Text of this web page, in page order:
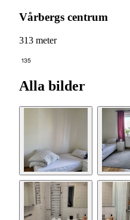
Vårbergs centrum
313 meter
135
Alla bilder